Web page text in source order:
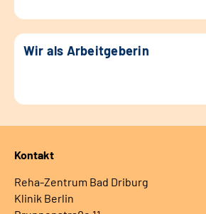
Wir als Arbeitgeberin
Kontakt
Reha-Zentrum Bad Driburg
Klinik Berlin